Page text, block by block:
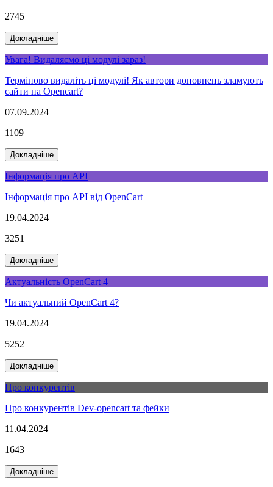
2745
Докладніше
Увага! Видаляємо ці модулі зараз!
Терміново видаліть ці модулі! Як автори доповнень зламують
сайти на Opencart?
07.09.2024
1109
Докладніше
Інформація про API
Інформація про API від OpenСart
19.04.2024
3251
Докладніше
Актуальність OpenCart 4
Чи актуальний OpenCart 4?
19.04.2024
5252
Докладніше
Про конкурентів
Про конкурентів Dev-opencart та фейки
11.04.2024
1643
Докладніше